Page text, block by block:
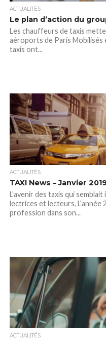
ACTUALITÉS
Le plan d’action du
Les chauffeurs de taxis
aéroports de Paris Mobilisés
taxis ont...
ACTUALITÉS
TAXI News – Janvier
L’avenir des taxis qui
lectrices et lecteurs, L’année
profession dans son...
ACTUALITÉS